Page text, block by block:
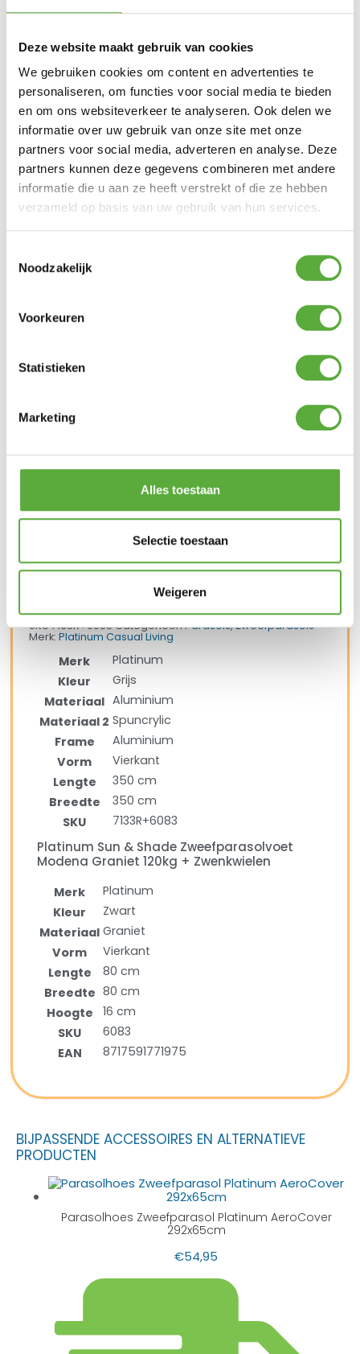
Deze website maakt gebruik van cookies
We gebruiken cookies om content en advertenties te
personaliseren, om functies voor social media te bieden
en om ons websiteverkeer te analyseren. Ook delen we
informatie over uw gebruik van onze site met onze
partners voor social media, adverteren en analyse. Deze
partners kunnen deze gegevens combineren met andere
informatie die u aan ze heeft verstrekt of die ze hebben
verzameld op basis van uw gebruik van hun services.
Noodzakelijk
Voorkeuren
Statistieken
Marketing
Alles toestaan
Selectie toestaan
Weigeren
Achteraf betalen mogelijk
SKU7133R+6083CategorieënParasols,Zweefparasols
Merk:Platinum Casual Living
Merk
Platinum
Kleur
Grijs
Materiaal Aluminium
Materiaal 2 Spuncrylic
Frame
Aluminium
Vorm
Vierkant
Lengte
350 cm
Breedte
350 cm
SKU
7133R+6083
Platinum Sun & Shade Zweefparasolvoet
Modena Graniet 120kg + Zwenkwielen
Merk
Platinum
Kleur
Zwart
Materiaal Graniet
Vorm
Vierkant
Lengte
80 cm
Breedte 80 cm
Hoogte
16 cm
SKU
6083
EAN
8717591771975
BIJPASSENDE ACCESSOIRES EN ALTERNATIEVE
PRODUCTEN
Parasolhoes Zweefparasol Platinum AeroCover
292x65cm
€54,95